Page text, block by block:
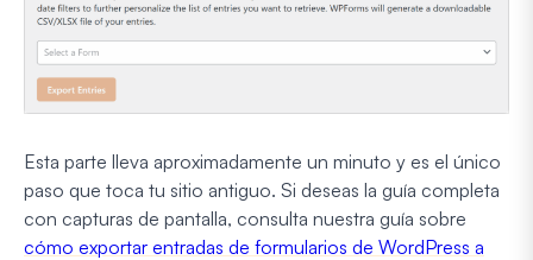
Esta parte lleva aproximadamente un minuto y es el único
paso que toca tu sitio antiguo. Si deseas la guía completa
con capturas de pantalla, consulta nuestra guía sobre
cómo exportar entradas de formularios de WordPress a